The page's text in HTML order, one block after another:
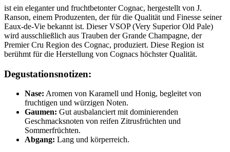
ist ein eleganter und fruchtbetonter Cognac, hergestellt von J.
Ranson, einem Produzenten, der für die Qualität und Finesse seiner
Eaux-de-Vie bekannt ist. Dieser VSOP (Very Superior Old Pale)
wird ausschließlich aus Trauben der Grande Champagne, der
Premier Cru Region des Cognac, produziert. Diese Region ist
berühmt für die Herstellung von Cognacs höchster Qualität.
Degustationsnotizen:
Nase: Aromen von Karamell und Honig, begleitet von
fruchtigen und würzigen Noten.
Gaumen: Gut ausbalanciert mit dominierenden
Geschmacksnoten von reifen Zitrusfrüchten und
Sommerfrüchten.
Abgang: Lang und körperreich.